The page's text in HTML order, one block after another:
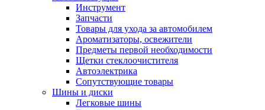
Инструмент
Запчасти
Товары для ухода за автомобилем
Ароматизаторы, освежители
Предметы первой необходимости
Щетки стеклоочистителя
Автоэлектрика
Сопутствующие товары
Шины и диски
Легковые шины